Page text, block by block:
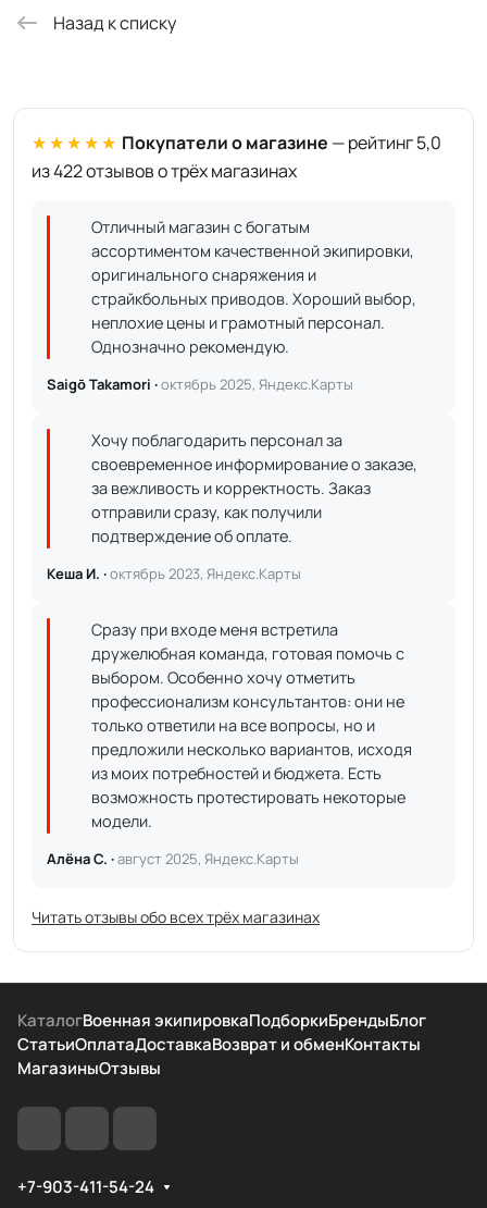
Назад к списку
★★★★★ Покупатели о магазине — рейтинг 5,0
из 422 отзывов о трёх магазинах
Отличный магазин с богатым
ассортиментом качественной экипировки,
оригинального снаряжения и
страйкбольных приводов. Хороший выбор,
неплохие цены и грамотный персонал.
Однозначно рекомендую.
Saigō Takamori ·октябрь 2025, Яндекс.Карты
Хочу поблагодарить персонал за
своевременное информирование о заказе,
за вежливость и корректность. Заказ
отправили сразу, как получили
подтверждение об оплате.
Кеша И. ·октябрь 2023, Яндекс.Карты
Сразу при входе меня встретила
дружелюбная команда, готовая помочь с
выбором. Особенно хочу отметить
профессионализм консультантов: они не
только ответили на все вопросы, но и
предложили несколько вариантов, исходя
из моих потребностей и бюджета. Есть
возможность протестировать некоторые
модели.
Алёна С. ·август 2025, Яндекс.Карты
Читать отзывы обо всех трёх магазинах
КаталогВоенная экипировкаПодборкиБрендыБлог
СтатьиОплатаДоставкаВозврат и обменКонтакты
МагазиныОтзывы
+7-903-411-54-24